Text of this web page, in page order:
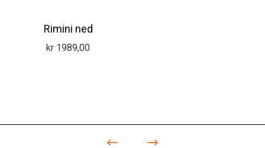
Rimini ned
kr 1989,00